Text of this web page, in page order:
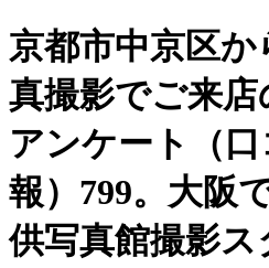
京都市中京区
真撮影でご来店
アンケート（
報）799。大阪
供写真館撮影